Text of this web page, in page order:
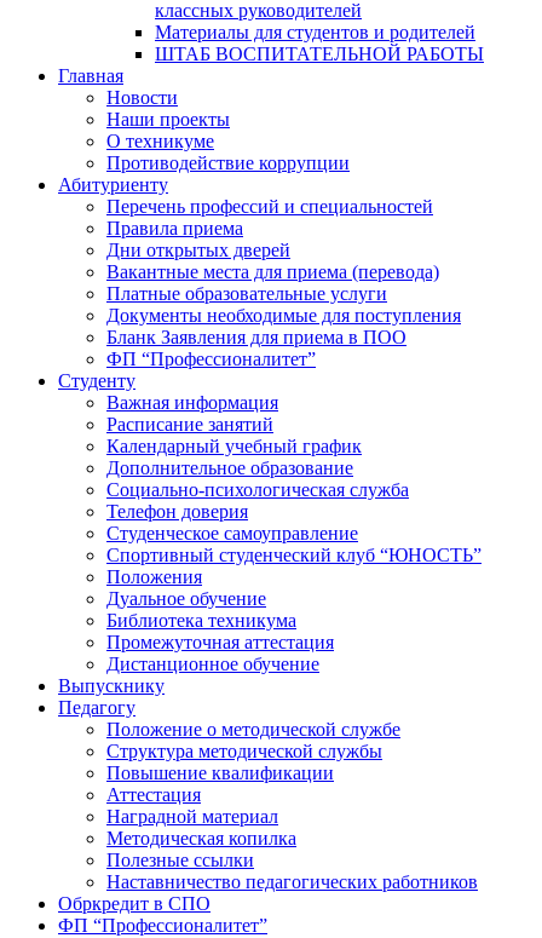
классных руководителей
Материалы для студентов и родителей
ШТАБ ВОСПИТАТЕЛЬНОЙ РАБОТЫ
Главная
Новости
Наши проекты
О техникуме
Противодействие коррупции
Абитуриенту
Перечень профессий и специальностей
Правила приема
Дни открытых дверей
Вакантные места для приема (перевода)
Платные образовательные услуги
Документы необходимые для поступления
Бланк Заявления для приема в ПОО
ФП “Профессионалитет”
Студенту
Важная информация
Расписание занятий
Календарный учебный график
Дополнительное образование
Социально-психологическая служба
Телефон доверия
Студенческое самоуправление
Спортивный студенческий клуб “ЮНОСТЬ”
Положения
Дуальное обучение
Библиотека техникума
Промежуточная аттестация
Дистанционное обучение
Выпускнику
Педагогу
Положение о методической службе
Структура методической службы
Повышение квалификации
Аттестация
Наградной материал
Методическая копилка
Полезные ссылки
Наставничество педагогических работников
Обркредит в СПО
ФП “Профессионалитет”